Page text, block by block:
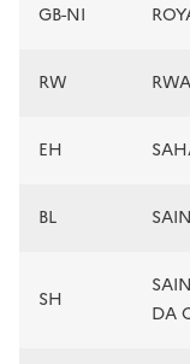
GB-NI
RW
EH
BL
SH
DA